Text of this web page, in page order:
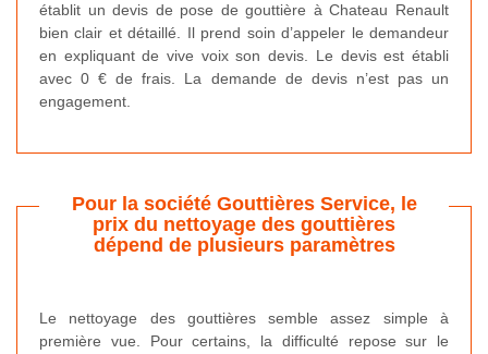
établit un devis de pose de gouttière à Chateau Renault
bien clair et détaillé. Il prend soin d’appeler le demandeur
en expliquant de vive voix son devis. Le devis est établi
avec 0 € de frais. La demande de devis n’est pas un
engagement.
Pour la société Gouttières Service, le
prix du nettoyage des gouttières
dépend de plusieurs paramètres
Le nettoyage des gouttières semble assez simple à
première vue. Pour certains, la difficulté repose sur le